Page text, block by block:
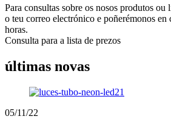
Para consultas sobre os nosos produtos ou
o teu correo electrónico e poñerémonos
horas.
Consulta para a lista de prezos
últimas novas
05/11/22